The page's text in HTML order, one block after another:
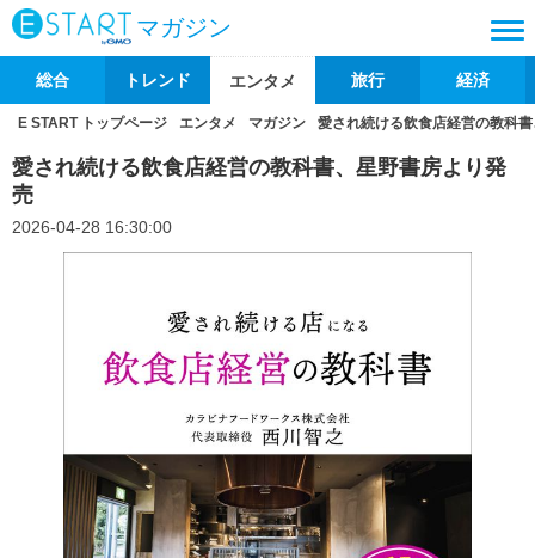
マガジン
総合 トレンド エンタメ 旅行 経済
E START トップページ エンタメ マガジン 愛され続ける飲食店経営の教科
愛され続ける飲食店経営の教科書、星野書房より発
売
2026-04-28 16:30:00